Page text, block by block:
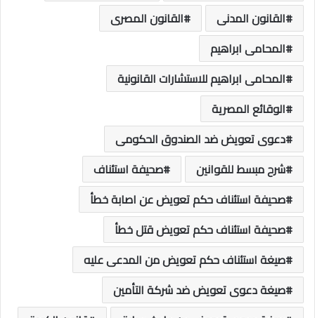
القانون المدنى
القانون المصرى
المحامى ابراهيم
المحامى ابراهيم للاستشارات القانونية
الوقائع المصرية
دعوى تعويض ضد الصندوق الحكومى
شرح مبسط للقوانين
صحيفة استئناف
صحيفة استئناف حكم تعويض عن اصابة خطأ
صحيفة استئناف حكم تعويض قتل خطأ
صيغة استئناف حكم تعويض من المدعى عليه
صيغة دعوى تعويض ضد شركة التأمين